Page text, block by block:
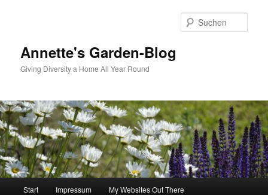
Annette's Garden-Blog
Giving Diversity a Home All Year Round
Start Impressum My Websites Out There